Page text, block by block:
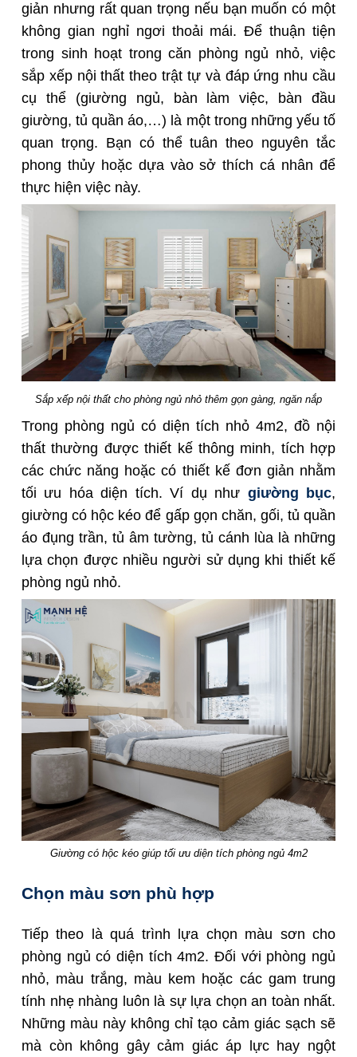
giản nhưng rất quan trọng nếu bạn muốn có một
không gian nghỉ ngơi thoải mái. Để thuận tiện
trong sinh hoạt trong căn phòng ngủ nhỏ, việc
sắp xếp nội thất theo trật tự và đáp ứng nhu cầu
cụ thể (giường ngủ, bàn làm việc, bàn đầu
giường, tủ quần áo,…) là một trong những yếu tố
quan trọng. Bạn có thể tuân theo nguyên tắc
phong thủy hoặc dựa vào sở thích cá nhân để
thực hiện việc này.
Sắp xếp nội thất cho phòng ngủ nhỏ thêm gọn gàng, ngăn nắp
Trong phòng ngủ có diện tích nhỏ 4m2, đồ nội
thất thường được thiết kế thông minh, tích hợp
các chức năng hoặc có thiết kế đơn giản nhằm
tối ưu hóa diện tích. Ví dụ như giường bục,
giường có hộc kéo để gấp gọn chăn, gối, tủ quần
áo đụng trần, tủ âm tường, tủ cánh lùa là những
lựa chọn được nhiều người sử dụng khi thiết kế
phòng ngủ nhỏ.
Giường có hộc kéo giúp tối ưu diện tích phòng ngủ 4m2
Chọn màu sơn phù hợp
Tiếp theo là quá trình lựa chọn màu sơn cho
phòng ngủ có diện tích 4m2. Đối với phòng ngủ
nhỏ, màu trắng, màu kem hoặc các gam trung
tính nhẹ nhàng luôn là sự lựa chọn an toàn nhất.
Những màu này không chỉ tạo cảm giác sạch sẽ
mà còn không gây cảm giác áp lực hay ngột